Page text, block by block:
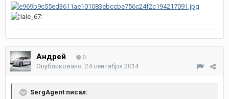
Андрей 0
Опубликовано: 24 сентября 2014
SergAgent писал: